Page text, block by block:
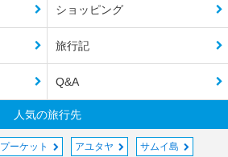
ショッピング
旅行記
Q&A
人気の旅行先
プーケット アユタヤ サムイ島